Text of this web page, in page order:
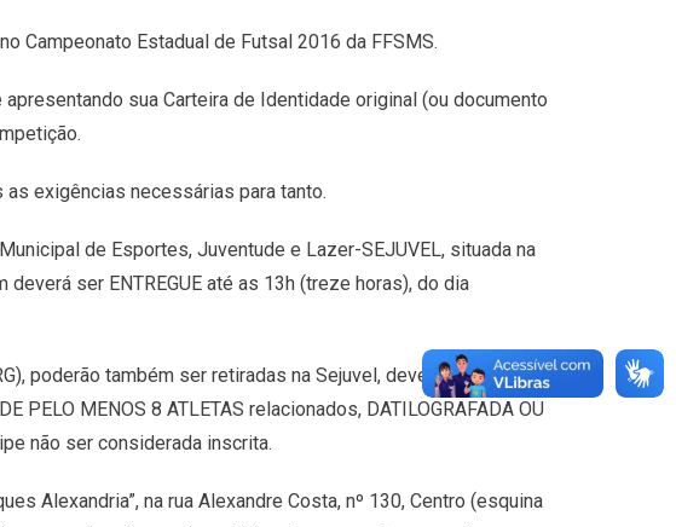
Campeonato Estadual de Futsal 2016 da FFSMS.
sua Carteira de Identidade original (ou documento
exigências necessárias para tanto.
de Esportes, Juventude e Lazer-SEJUVEL, situada na
ser ENTREGUE até as 13h (treze horas), do dia
poderão também ser retiradas na Sejuvel, devendo ser
MENOS 8 ATLETAS relacionados, DATILOGRAFADA OU
não ser considerada inscrita.
Alexandria”, na rua Alexandre Costa, nº 130, Centro (esquina